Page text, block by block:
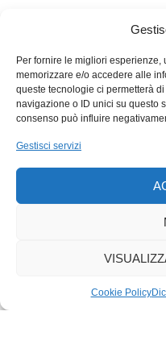
Per fornire le migliori
memorizzare e/o accedere alle
queste tecnologie ci permetterà
navigazione o ID unici su questo
consenso può influire
Gestisci servizi
Cookie Policy
cominciare per riempire il